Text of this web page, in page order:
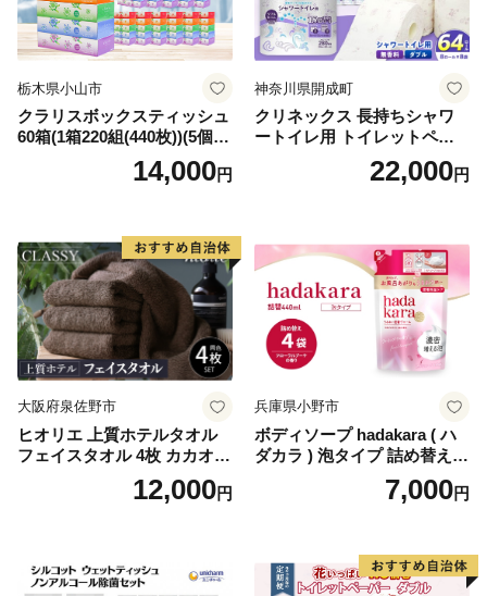
栃木県小山市
クラリスボックスティッシュ
60箱(1箱220組(440枚))(5個入
り×12セット)【1256759】
14,000円
神奈川県開成町
クリネックス 長持ちシャワ
ートイレ用 トイレットペー
パー（ダブル）64ロール(8ロ
ール×8パック) 開成町 トイレ
蓄 防災 エコ 消耗品 生活雑貨
生活用品 無香料 トイレット
ペーパー ダブル といれっと
ぺーぱー トイレ クレシア ト
イレットペーパー [BDBH002
-1]
22,000円
大阪府泉佐野市
ヒオリエ 上質ホテルタオル
フェイスタオル 4枚 カカオ
【タオル 泉州タオル 吸水 普
段使い 無地 シンプル 日用品
12,000円
兵庫県小野市
ボディソープ hadakara ( ハ
ダカラ ) 泡タイプ 詰め替え 4
40ml×4袋 ボディーソープ 泡
ボディソープ 泡 日用品 消耗
泡石鹸 石鹸 兵庫 兵庫県 小野
7,000円